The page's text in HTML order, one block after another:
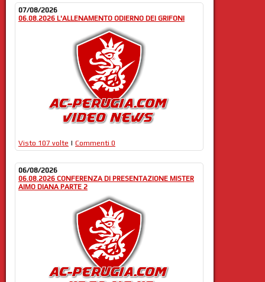
07/08/2026
06.08.2026 L'ALLENAMENTO ODIERNO DEI GRIFONI
Visto 107 volte | Commenti 0
06/08/2026
06.08.2026 CONFERENZA DI PRESENTAZIONE MISTER
AIMO DIANA PARTE 2